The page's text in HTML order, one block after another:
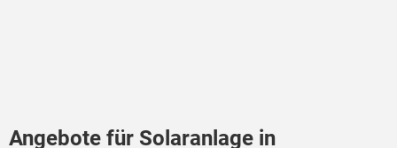
Angebote für Solaranlage in